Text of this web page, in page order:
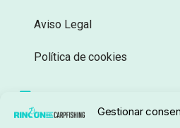
Gestionar
Aviso Legal
Política de cookies